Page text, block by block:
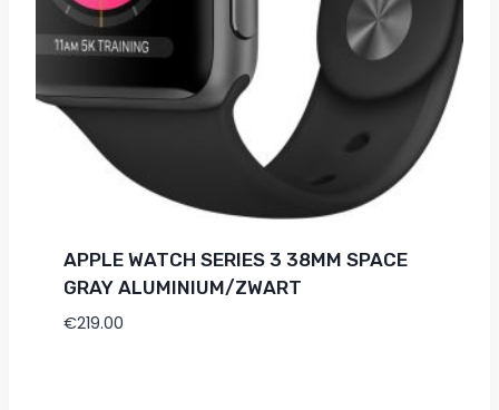
APPLE WATCH SERIES 3 38MM SPACE
GRAY ALUMINIUM/ZWART
€219.00